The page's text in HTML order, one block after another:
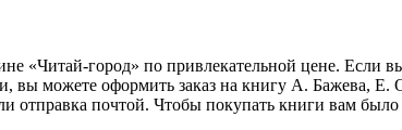
«Читай-город» по привлекательной цене.
вы можете оформить заказ на книгу А. Бажева,
отправка почтой. Чтобы покупать книги вам